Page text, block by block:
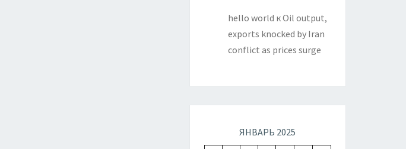
hello world кOil output,
exports knocked by Iran
conflict as prices surge
ЯНВАРЬ 2025